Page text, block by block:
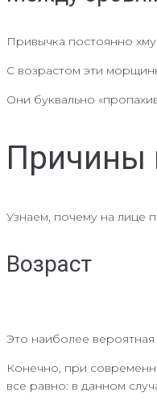
Привычка постоянно
С возрастом эти
Они буквально
Причины
Узнаем, почему на лице
Возраст
Это наиболее вероятная
Конечно, при
все равно: в данном